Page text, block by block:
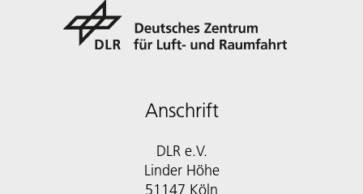
Anschrift
DLR e.V.
Linder Höhe
51147 Köln